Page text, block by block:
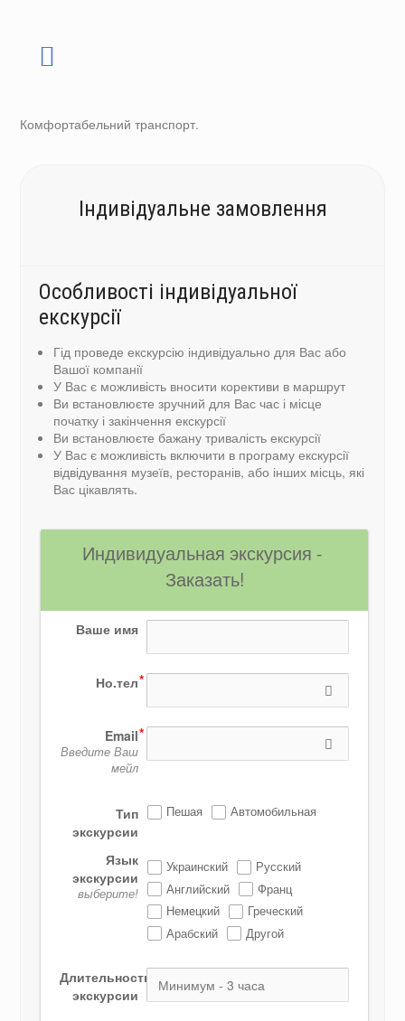
Комфортабельний транспорт.
Індивідуальне замовлення
Особливості індивідуальної
екскурсії
Гід проведе екскурсію індивідуально для Вас або
Вашої компанії
У Вас є можливість вносити корективи в маршрут
Ви встановлюєте зручний для Вас час і місце
початку і закінчення екскурсії
Ви встановлюєте бажану тривалість екскурсії
У Вас є можливість включити в програму екскурсії
відвідування музеїв, ресторанів, або інших місць, які
Вас цікавлять.
Индивидуальная экскурсия -
Заказать!
Ваше имя
Но.тел
Email
Введите Ваш
мейл
Тип
экскурсии
Пешая Автомобильная
Язык
экскурсии
выберите!
Украинский
Русский
Английский
Франц
Немецкий
Греческий
Арабский
Другой
Длительность
экскурсии